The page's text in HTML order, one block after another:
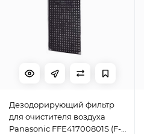
Дезодорирующий фильтр
для очистителя воздуха
Panasonic FFE41700801S (F-